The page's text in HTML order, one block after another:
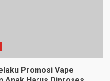
Promosi Vape